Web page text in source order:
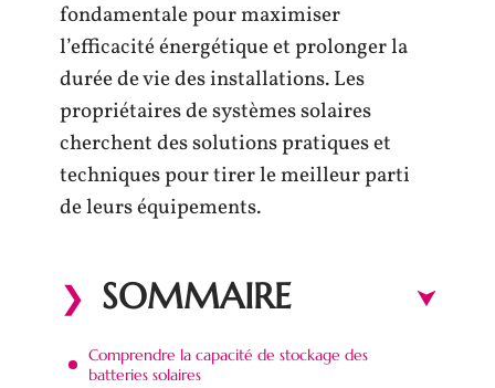
fondamentale pour maximiser
l’efficacité énergétique et prolonger la
durée de vie des installations. Les
propriétaires de systèmes solaires
cherchent des solutions pratiques et
techniques pour tirer le meilleur parti
de leurs équipements.
SOMMAIRE
Comprendre la capacité de stockage des
batteries solaires